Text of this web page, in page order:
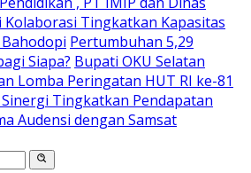
Tingkatkan Kapasitas
Pertumbuhan 5,29
Siapa? Bupati OKU Selatan
Lomba Peringatan HUT RI ke-81
Tingkatkan Pendapatan
Audensi dengan Samsat